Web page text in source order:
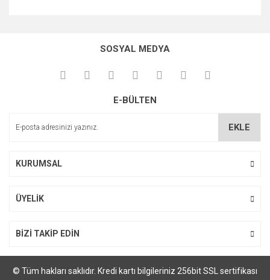
kullanarak tarafımıza iletebilirsiniz.
Görüş ve önerileriniz için teşekkür ederiz.
Ürün açıklamasında eksik bilgiler bulunuyor.
SOSYAL MEDYA
E-BÜLTEN
EKLE
KURUMSAL
ÜYELİK
BİZİ TAKİP EDİN
© Tüm hakları saklıdır. Kredi kartı bilgileriniz 256bit SSL sertifikası